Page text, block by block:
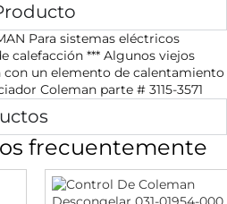
Para sistemas eléctricos
calefacción *** Algunos viejos
un elemento de calentamiento
Coleman parte # 3115-3571
frecuentemente